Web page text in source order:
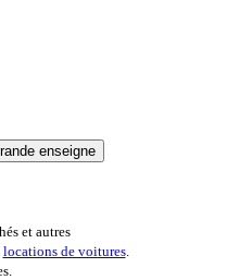
et autres
locations de voitures.